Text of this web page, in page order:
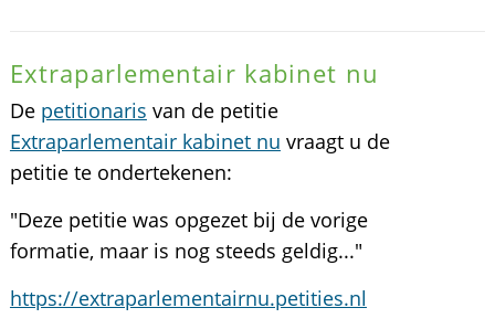
Extraparlementair kabinet nu
De petitionaris van de petitie
Extraparlementair kabinet nu vraagt u de
petitie te ondertekenen:
"Deze petitie was opgezet bij de vorige
formatie, maar is nog steeds geldig..."
https://extraparlementairnu.petities.nl